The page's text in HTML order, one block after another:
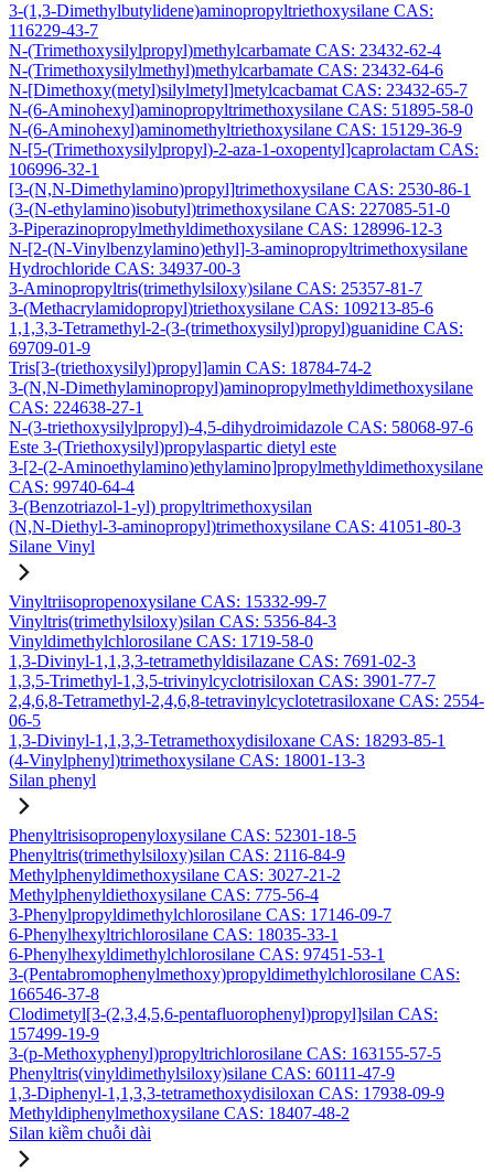
3-(1,3-Dimethylbutylidene)aminopropyltriethoxysilane CAS:
116229-43-7
N-(Trimethoxysilylpropyl)methylcarbamate CAS: 23432-62-4
N-(Trimethoxysilylmethyl)methylcarbamate CAS: 23432-64-6
N-[Dimethoxy(metyl)silylmetyl]metylcacbamat CAS: 23432-65-7
N-(6-Aminohexyl)aminopropyltrimethoxysilane CAS: 51895-58-0
N-(6-Aminohexyl)aminomethyltriethoxysilane CAS: 15129-36-9
N-[5-(Trimethoxysilylpropyl)-2-aza-1-oxopentyl]caprolactam CAS:
106996-32-1
[3-(N,N-Dimethylamino)propyl]trimethoxysilane CAS: 2530-86-1
(3-(N-ethylamino)isobutyl)trimethoxysilane CAS: 227085-51-0
3-Piperazinopropylmethyldimethoxysilane CAS: 128996-12-3
N-[2-(N-Vinylbenzylamino)ethyl]-3-aminopropyltrimethoxysilane
Hydrochloride CAS: 34937-00-3
3-Aminopropyltris(trimethylsiloxy)silane CAS: 25357-81-7
3-(Methacrylamidopropyl)triethoxysilane CAS: 109213-85-6
1,1,3,3-Tetramethyl-2-(3-(trimethoxysilyl)propyl)guanidine CAS:
69709-01-9
Tris[3-(triethoxysilyl)propyl]amin CAS: 18784-74-2
3-(N,N-Dimethylaminopropyl)aminopropylmethyldimethoxysilane
CAS: 224638-27-1
N-(3-triethoxysilylpropyl)-4,5-dihydroimidazole CAS: 58068-97-6
Este 3-(Triethoxysilyl)propylaspartic dietyl este
3-[2-(2-Aminoethylamino)ethylamino]propylmethyldimethoxysilane
CAS: 99740-64-4
3-(Benzotriazol-1-yl) propyltrimethoxysilan
(N,N-Diethyl-3-aminopropyl)trimethoxysilane CAS: 41051-80-3
Silane Vinyl
Vinyltriisopropenoxysilane CAS: 15332-99-7
Vinyltris(trimethylsiloxy)silan CAS: 5356-84-3
Vinyldimethylchlorosilane CAS: 1719-58-0
1,3-Divinyl-1,1,3,3-tetramethyldisilazane CAS: 7691-02-3
1,3,5-Trimethyl-1,3,5-trivinylcyclotrisiloxan CAS: 3901-77-7
2,4,6,8-Tetramethyl-2,4,6,8-tetravinylcyclotetrasiloxane CAS: 2554-
06-5
1,3-Divinyl-1,1,3,3-Tetramethoxydisiloxane CAS: 18293-85-1
(4-Vinylphenyl)trimethoxysilane CAS: 18001-13-3
Silan phenyl
Phenyltrisisopropenyloxysilane CAS: 52301-18-5
Phenyltris(trimethylsiloxy)silan CAS: 2116-84-9
Methylphenyldimethoxysilane CAS: 3027-21-2
Methylphenyldiethoxysilane CAS: 775-56-4
3-Phenylpropyldimethylchlorosilane CAS: 17146-09-7
6-Phenylhexyltrichlorosilane CAS: 18035-33-1
6-Phenylhexyldimethylchlorosilane CAS: 97451-53-1
3-(Pentabromophenylmethoxy)propyldimethylchlorosilane CAS:
166546-37-8
Clodimetyl[3-(2,3,4,5,6-pentafluorophenyl)propyl]silan CAS:
157499-19-9
3-(p-Methoxyphenyl)propyltrichlorosilane CAS: 163155-57-5
Phenyltris(vinyldimethylsiloxy)silane CAS: 60111-47-9
1,3-Diphenyl-1,1,3,3-tetramethoxydisiloxan CAS: 17938-09-9
Methyldiphenylmethoxysilane CAS: 18407-48-2
Silan kiềm chuỗi dài